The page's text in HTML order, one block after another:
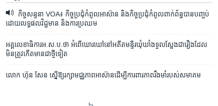
កិច្ចសន្ទនា VOA៖ កិច្ច​ប្រជុំ​កំពូល​អាស៊ាន​ និង​កិច្ច​ប្រជុំ​កំពូល​ពាក់ព័ន្ធ​បាន​បញ្ចប់​
ដោយ​លទ្ធផល​វិជ្ជមាន​ និង​ការ​ប្រឈម
អគ្គ​លេខាធិការ​អ.ស.ប.​ថា ​អំពើ​ឃោរឃៅ​នៅ​អតីត​មន្ទីរ​ឃុំឃាំង​ទួលស្លែង​ជា​រឿង​ដែល​
មិន​ត្រូវ​កើត​មាន​ជា​ថ្មី​ទៀត
លោក ​ហ៊ុន សែន​ ស្នើ​​ឱ្យ​រក្សា​មជ្ឈភាព​​អាស៊ាន​ដើម្បី​ការពារ​ភាព​រឹង​មាំ​របស់​សមាគម